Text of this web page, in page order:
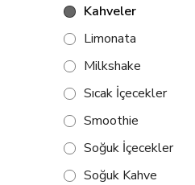
Kahveler
Limonata
Milkshake
Sıcak İçecekler
Smoothie
Soğuk İçecekler
Soğuk Kahve